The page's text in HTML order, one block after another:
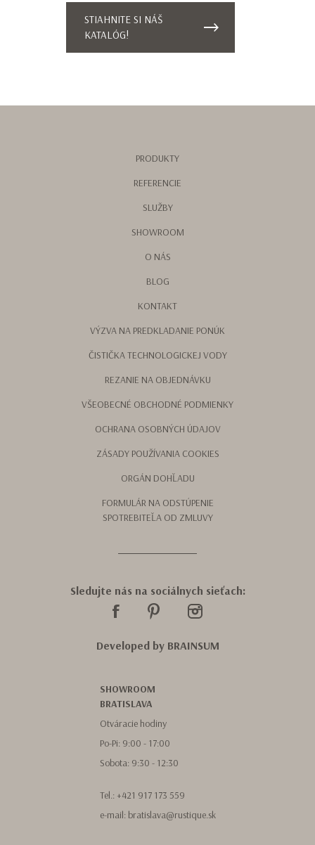
STIAHNITE SI NÁŠ
KATALÓG!
Táto stránka je chránená službou reCAPTCHA a
platiaZásady ochrany osobných údajov
PRODUKTY
REFERENCIE
SLUŽBY
SHOWROOM
O NÁS
BLOG
KONTAKT
VÝZVA NA PREDKLADANIE PONÚK
ČISTIČKA TECHNOLOGICKEJ VODY
REZANIE NA OBJEDNÁVKU
VŠEOBECNÉ OBCHODNÉ PODMIENKY
OCHRANA OSOBNÝCH ÚDAJOV
ZÁSADY POUŽÍVANIA COOKIES
ORGÁN DOHĽADU
FORMULÁR NA ODSTÚPENIE
SPOTREBITEĽA OD ZMLUVY
Sledujte nás na sociálnych sieťach:
Developed by BRAINSUM
SHOWROOM
BRATISLAVA
Otváracie hodiny
Po-Pi: 9:00 - 17:00
Sobota: 9:30 - 12:30
Tel.: +421 917 173 559
e-mail: bratislava@rustique.sk